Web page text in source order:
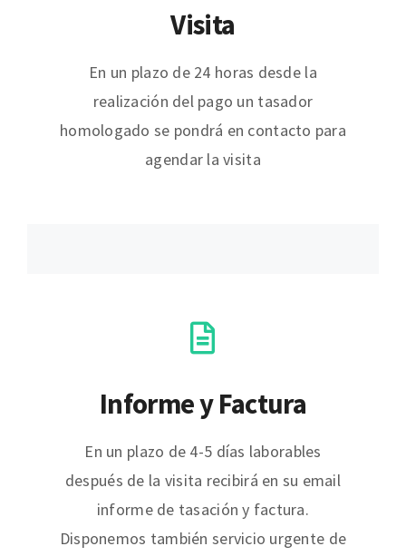
Visita
En un plazo de 24 horas desde la
realización del pago un tasador
homologado se pondrá en contacto para
agendar la visita
Informe y Factura
En un plazo de 4-5 días laborables
después de la visita recibirá en su email
informe de tasación y factura.
Disponemos también servicio urgente de